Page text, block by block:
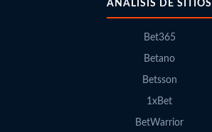
ANÁLISIS DE SITIOS
Bet365
Betano
Betsson
1xBet
BetWarrior